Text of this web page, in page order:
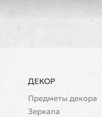
ДЕКОР
Предметы декора
Зеркала